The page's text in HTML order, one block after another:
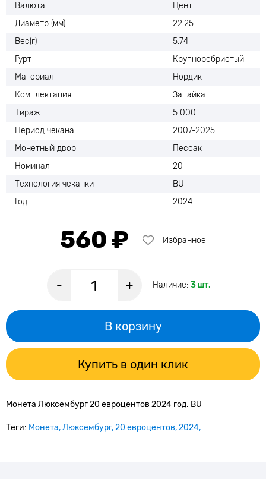
Валюта
Цент
Диаметр (мм)
22.25
Вес(г)
5.74
Гурт
Крупноребристый
Материал
Нордик
Комплектация
Запайка
Тираж
5 000
Период чекана
2007-2025
Монетный двор
Пессак
Номинал
20
Технология чеканки
BU
Год
2024
560 ₽ Избранное
- + Наличие: 3 шт.
В корзину
Купить в один клик
Монета Люксембург 20 евроцентов 2024 год. BU
Теги: Монета Люксембург 20 евроцентов 2024